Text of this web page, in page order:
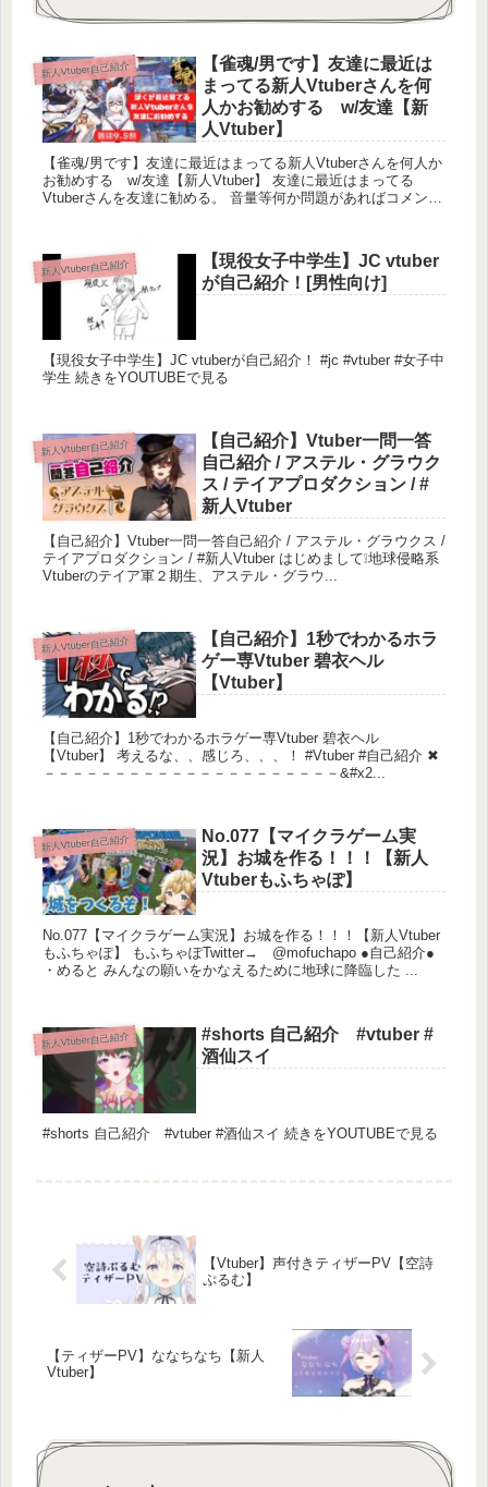
————————————————-
【自己紹介】Vtuber一問一答自己紹介/暁月クオン
【新人Vtuber】↓
【たった5分⁉】初心者必見！ランク爆盛り間違いな
し！ランクの基本的立ち回り２つのポイント!!↓
ゆる～くゲーム配信やお絵描き配信、もしかしたら
歌配信もやるかも？
見に来てくれると嬉しいな！
俺と一緒にだらけてみない？
#暁月クオン #クオン #新人Vtuber #vtuber
新人Vtuber自己紹介
【雀魂/男です】友達に最近は
まってる新人Vtuberさんを何
人かお勧めする w/友達【新
人Vtuber】
【雀魂/男です】友達に最近はまってる新人Vtuberさんを何人か
お勧めする w/友達【新人Vtuber】 友達に最近はまってる
Vtuberさんを友達に勧める。 音量等何か問題があればコメント
新人Vtuber自己紹介
【現役女子中学生】JC vtuber
が自己紹介！[男性向け]
【現役女子中学生】JC vtuberが自己紹介！ #jc #vtuber #女子中
学生 続きをYOUTUBEで見る
新人Vtuber自己紹介
【自己紹介】Vtuber一問一答
自己紹介 / アステル・グラウク
ス / テイアプロダクション / #
新人Vtuber
【自己紹介】Vtuber一問一答自己紹介 / アステル・グラウクス /
テイアプロダクション / #新人Vtuber はじめまして❕地球侵略系
Vtuberのテイア軍２期生、アステル・グラウ...
新人Vtuber自己紹介
【自己紹介】1秒でわかるホラ
ゲー専Vtuber 碧衣ヘル
【Vtuber】
【自己紹介】1秒でわかるホラゲー専Vtuber 碧衣ヘル
【Vtuber】 考えるな、、感じろ、、、！ #Vtuber #自己紹介 ✖
－－－－－－－－－－－－－－－－－－－－－&#x2...
新人Vtuber自己紹介
No.077【マイクラゲーム実
況】お城を作る！！！【新人
Vtuberもふちゃぽ】
No.077【マイクラゲーム実況】お城を作る！！！【新人Vtuber
もふちゃぽ】 もふちゃぽTwitter→ @mofuchapo ●自己紹介●
・めると みんなの願いをかなえるために地球に降臨した ...
新人Vtuber自己紹介
#shorts 自己紹介 #vtuber #
酒仙スイ
#shorts 自己紹介 #vtuber #酒仙スイ 続きをYOUTUBEで見る
【Vtuber】声付きティザーPV【空詩
ぷるむ】
【ティザーPV】ななちなち【新人
Vtuber】